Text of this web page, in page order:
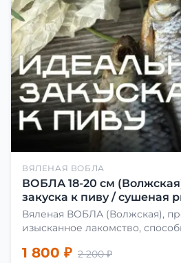
ВЯЛЕНАЯ ВОБЛА
ВОБЛА 18-20 см
закуска к пиву / сушеная
Вяленая ВОБЛА (Волжская),
изысканное лакомство,
сделать вяленую воблу, её
1 800 ₽ 2 200 ₽